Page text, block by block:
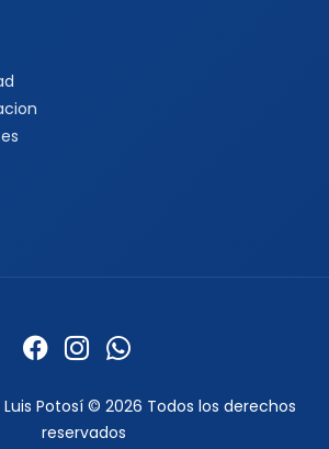
Luis Potosí © 2026 Todos los derechos
reservados